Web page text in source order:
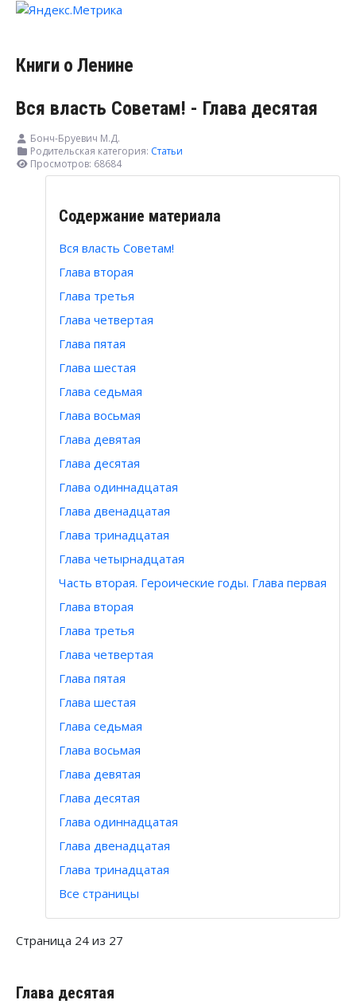
Книги о Ленине
Вся власть Советам! - Глава десятая
Бонч-Бруевич М.Д.
Родительская категория: Статьи
Просмотров: 68684
Содержание материала
Вся власть Советам!
Глава вторая
Глава третья
Глава четвертая
Глава пятая
Глава шестая
Глава седьмая
Глава восьмая
Глава девятая
Глава десятая
Глава одиннадцатая
Глава двенадцатая
Глава тринадцатая
Глава четырнадцатая
Часть вторая. Героические годы. Глава первая
Глава вторая
Глава третья
Глава четвертая
Глава пятая
Глава шестая
Глава седьмая
Глава восьмая
Глава девятая
Глава десятая
Глава одиннадцатая
Глава двенадцатая
Глава тринадцатая
Все страницы
Страница 24 из 27
Глава десятая